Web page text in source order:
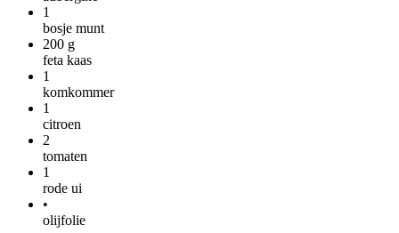
1
bosje munt
200 g
feta kaas
1
komkommer
1
citroen
2
tomaten
1
rode ui
•
olijfolie